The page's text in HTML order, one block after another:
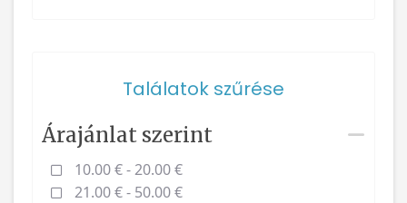
Találatok szűrése
Árajánlat szerint
10.00 € - 20.00 €
21.00 € - 50.00 €